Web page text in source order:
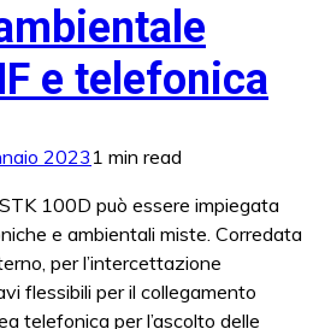
e telefonica
2023 1 min read
100D può essere impiegata
e ambientali miste. Corredata
per l’intercettazione
flessibili per il collegamento
telefonica per l’ascolto delle